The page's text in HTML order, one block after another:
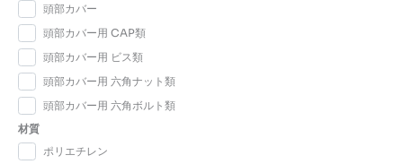
頭部カバー
頭部カバー用 CAP類
頭部カバー用 ビス類
頭部カバー用 六角ナット類
頭部カバー用 六角ボルト類
材質
ポリエチレン